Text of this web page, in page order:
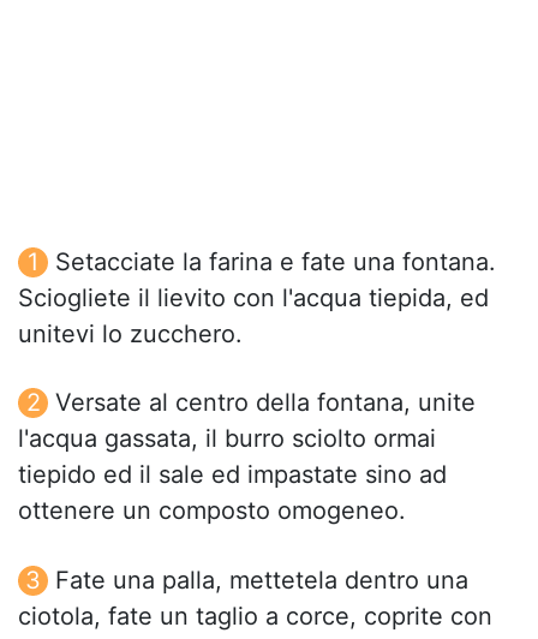
Setacciate la farina e fate una fontana.
Sciogliete il lievito con l'acqua tiepida, ed
unitevi lo zucchero.
Versate al centro della fontana, unite
l'acqua gassata, il burro sciolto ormai
tiepido ed il sale ed impastate sino ad
ottenere un composto omogeneo.
Fate una palla, mettetela dentro una
ciotola, fate un taglio a corce, coprite con